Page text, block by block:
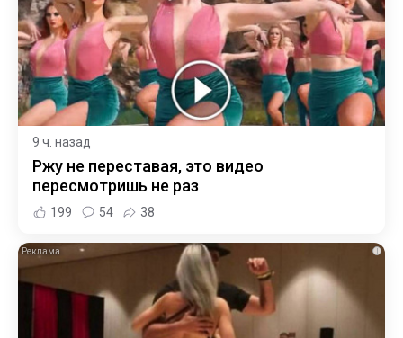
9 ч. назад
Ржу не переставая, это видео
пересмотришь не раз
199 54 38
i